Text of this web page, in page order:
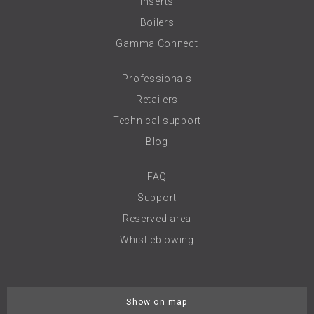
Boilers
Gamma Connect
Professionals
Retailers
Technical support
Blog
FAQ
Support
Reserved area
Whistleblowing
Show on map